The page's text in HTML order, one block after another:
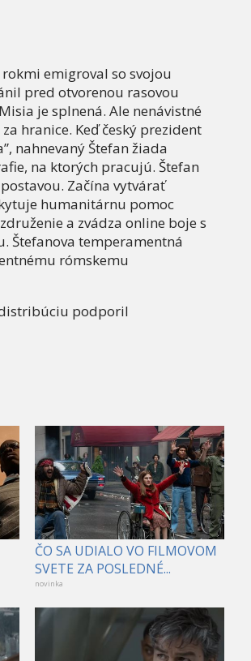
emigroval so svojou
pred otvorenou rasovou
je splnená. Ale nenávistné
hranice. Keď český prezident
nahnevaný Štefan žiada
na ktorých pracujú. Štefan
Začína vytvárať
humanitárnu pomoc
a zvádza online boje s
Štefanova temperamentná
rómskemu
podporil
ČO SA UDIALO VO FILMOVOM
SVETE ZA POSLEDNÉ...
novinka